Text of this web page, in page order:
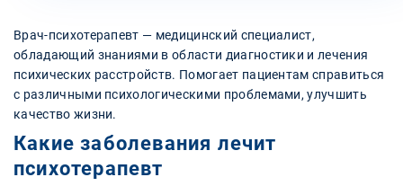
Врач-психотерапевт — медицинский специалист,
обладающий знаниями в области диагностики и лечения
психических расстройств. Помогает пациентам справиться
с различными психологическими проблемами, улучшить
качество жизни.
Какие заболевания лечит
психотерапевт